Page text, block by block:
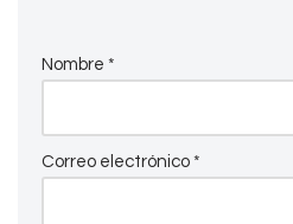
Nombre *
Correo electrónico *